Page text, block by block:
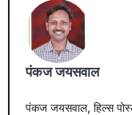
पंकज जयसवाल
पंकज जयसवाल, हिल्स